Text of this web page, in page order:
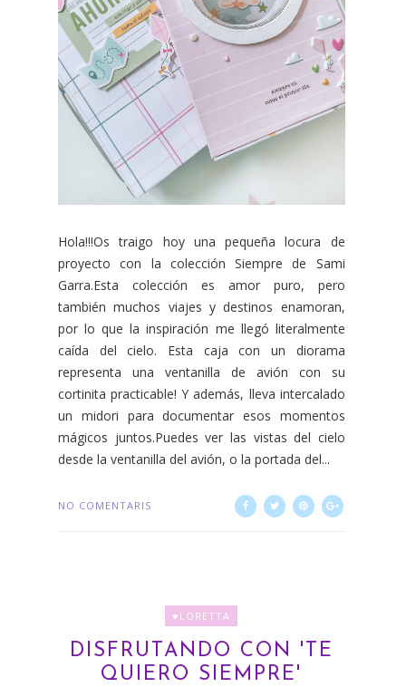
Hola!!!Os traigo hoy una pequeña locura de
proyecto con la colección Siempre de Sami
Garra.Esta colección es amor puro, pero
también muchos viajes y destinos enamoran,
por lo que la inspiración me llegó literalmente
caída del cielo. Esta caja con un diorama
representa una ventanilla de avión con su
cortinita practicable! Y además, lleva intercalado
un midori para documentar esos momentos
mágicos juntos.Puedes ver las vistas del cielo
desde la ventanilla del avión, o la portada del...
NO COMENTARIS
♥LORETTA
DISFRUTANDO CON 'TE
QUIERO SIEMPRE'